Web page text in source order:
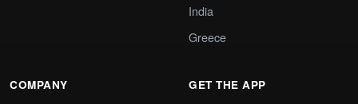
India
Greece
COMPANY GET THE APP